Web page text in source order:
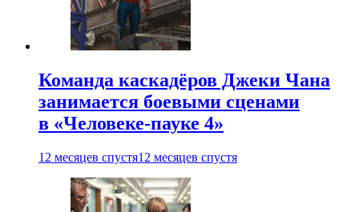
Команда каскадёров Джеки Чана
занимается боевыми сценами
в «Человеке-пауке 4»
12 месяцев спустя12 месяцев спустя